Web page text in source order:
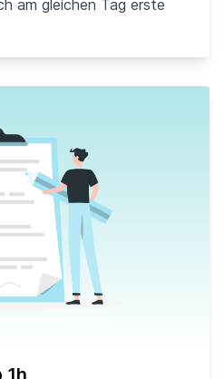
am gleichen Tag erste
1h